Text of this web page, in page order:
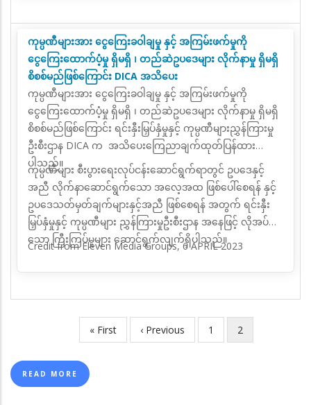
ကုမ္ပဏီများအား ငွေကြေးခဝါချမှု နှင့် အကြမ်းဖက်မှုကို
ငွေကြေးထောက်ပံ့မှု ရှိမရှိ ၊ တည်ဆဲဥပဒေများ လိုက်နာမှု ရှိမရှိ
စိစစ်မည်ဖြစ်ကြောင်း DICA အသိပေး
ကုမ္ပဏီများအား ငွေကြေးခဝါချမှု နှင့် အကြမ်းဖက်မှုကို
ငွေကြေးထောက်ပံ့မှု ရှိမရှိ ၊ တည်ဆဲဥပဒေများ လိုက်နာမှု ရှိမရှိ
စိစစ်မည်ဖြစ်ကြောင်း ရင်းနှီးမြှပ်နှံမှုနှင့် ကုမ္ပဏီများညွှန်ကြားမှု
ဦးစီးဌာန DICA က အသိပေးကြေညာချက်ထုတ်ပြန်ထား
ပါသည်။
ကုမ္ပဏီများ စီးပွားရေးလုပ်ငန်းဆောင်ရွက်ရာတွင် ဥပဒေနှင့်
အညီ လိုက်နာဆောင်ရွက်သော အလေ့အထ ဖြစ်ပေါ်စေရန် နှင့်
ဥပဒေသတ်မှတ်ချက်များနှင့်အညီ ဖြစ်စေရန် အတွက် ရင်းနှီး
မြှပ်နှံမှုနှင့် ကုမ္ပဏီများ ညွှန်ကြားမှုဦးစီးဌာန အနေဖြင့် လိုအပ်
သော ကြီးကြပ်မှုများ ဆောင်ရွက်လျက်ရှိပါသည်။
Credit from Eleven Media Groups, 6 APRIL 2023
First
« First
Previous
‹ Previous Page
1
လက်ရှိ
2
READ MORE